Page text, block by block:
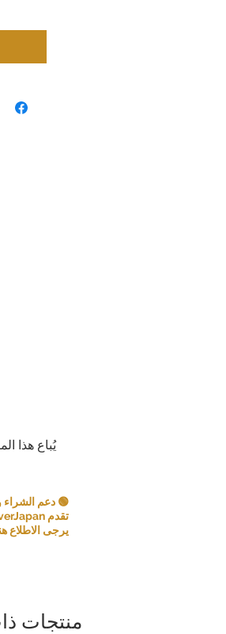
يُباع هذا
🟢 دعم الشراء
تقدم GoldSilverJapan دعمًا في عمليات الشراء للعملات المعدنية ومنتجات السبائك المؤهلة.
يرجى الاطلاع
منتجات